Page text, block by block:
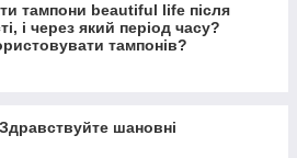
тампони beautiful life після
і через який період часу?
тампонів?
шановні